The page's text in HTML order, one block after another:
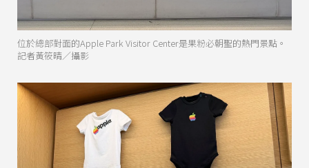
位於總部對面的Apple Park Visitor Center是果粉必朝聖的熱門景點。
記者黃筱晴／攝影